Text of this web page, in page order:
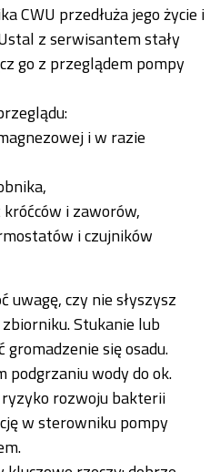
CWU przedłuża jego życie i
z serwisantem stały
go z przeglądem pompy
i w razie
i zaworów,
i czujników
uwagę, czy nie słyszysz
Stukanie lub
się osadu.
podgrzaniu wody do ok.
rozwoju bakterii
w sterowniku pompy